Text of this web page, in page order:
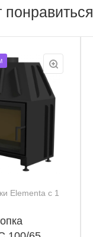
Elementa с 1